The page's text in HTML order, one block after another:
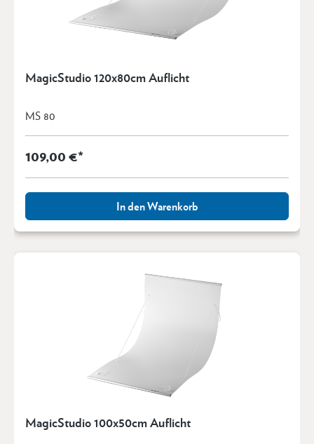
MagicStudio 120x80cm Auflicht
MS 80
109,00 €*
In den Warenkorb
MagicStudio 100x50cm Auflicht